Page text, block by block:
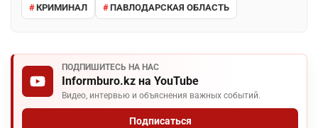
КРИМИНАЛ ПАВЛОДАРСКАЯ ОБЛАСТЬ
ПОДПИШИТЕСЬ НА НАС
Informburo.kz на YouTube
Видео, интервью и объяснения важных событий.
Подписаться